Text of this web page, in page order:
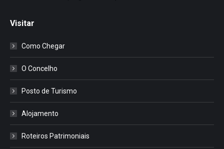
Visitar
Como Chegar
O Concelho
Posto de Turismo
Alojamento
Roteiros Patrimoniais